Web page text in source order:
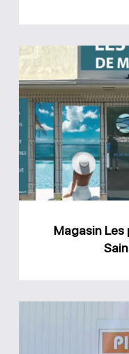
Magasin Les